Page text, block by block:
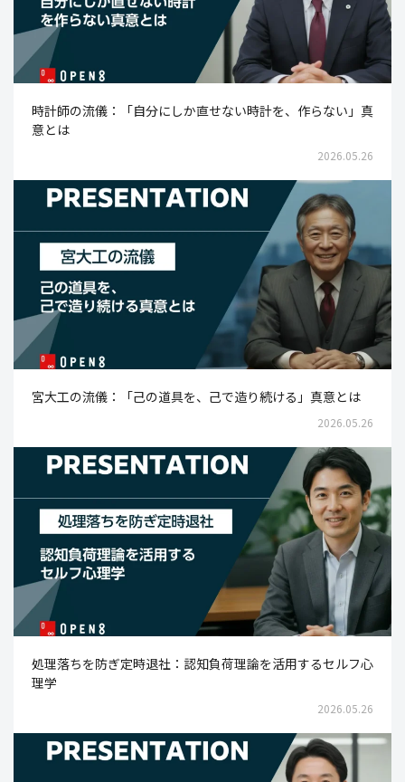
時計師の流儀：「自分にしか直せない時計を、作らない」真
意とは
2026.05.26
宮大工の流儀：「己の道具を、己で造り続ける」真意とは
2026.05.26
処理落ちを防ぎ定時退社：認知負荷理論を活用するセルフ心
理学
2026.05.26